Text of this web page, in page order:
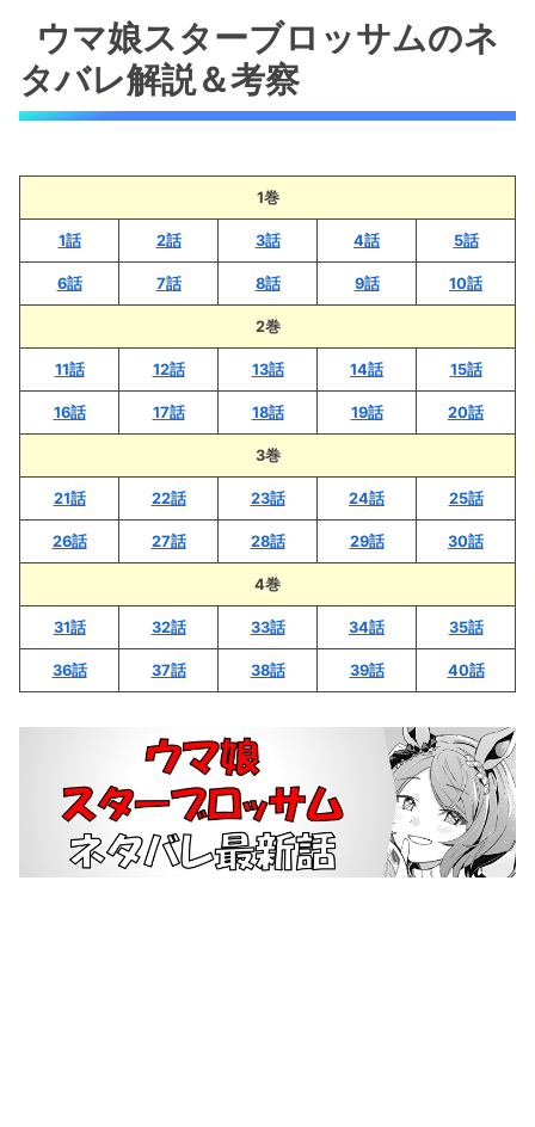
ウマ娘スターブロッサムの12話のネタバレ最新
話！サクラローレルが大外回りで先頭集団へ！
ウマ娘スターブロッサムの12話のネタバレ最新
ウマ娘スターブロッサムの12話のネタバレ最新
話！シュガーネイションが覚醒！
ウマ娘スターブロッサムの12話のネタバレ最新
話！ついに最終直線！！
「ウマ娘スターブロッサムの12話のネタバレ最
新情報！サクラローレルとシュガーネイション
の一騎打ち！！」まとめ
ウマ娘スターブロッサムのネタバレ解説＆考察
ウマ娘スターブロッサムのネ
タバレ解説＆考察
1巻
1話 2話 3話 4話 5話
6話 7話 8話 9話 10話
2巻
11話 12話 13話 14話 15話
16話 17話 18話 19話 20話
3巻
21話 22話 23話 24話 25話
26話 27話 28話 29話 30話
4巻
31話 32話 33話 34話 35話
36話 37話 38話 39話 40話